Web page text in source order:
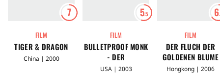
7
FILM
TIGER & DRAGON
China | 2000
5.5
FILM
BULLETPROOF MONK
- DER
KUGELSICHERE
USA | 2003
6
FILM
DER FLUCH DER
GOLDENEN BLUME
Hongkong | 2006